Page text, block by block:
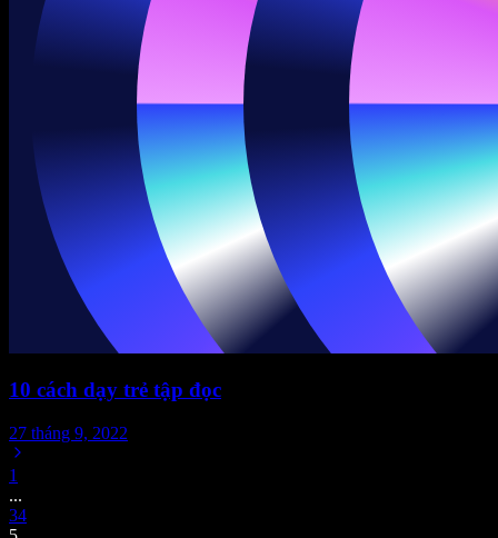
10 cách dạy trẻ tập đọc
27 tháng 9, 2022
1
...
34